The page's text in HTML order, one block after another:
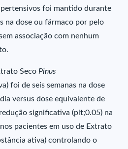
foi mantido durante
na dose ou fármaco por pelo
associação com nenhum
Seco Pinus
foi de seis semanas na dose
versus dose equivalente de
significativa (plt;0.05) na
pacientes em uso de Extrato
ativa) controlando o